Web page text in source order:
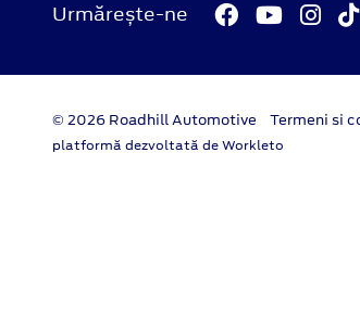
Urmărește-ne
© 2026 Roadhill Automotive Termeni si
platformă dezvoltată de Workleto